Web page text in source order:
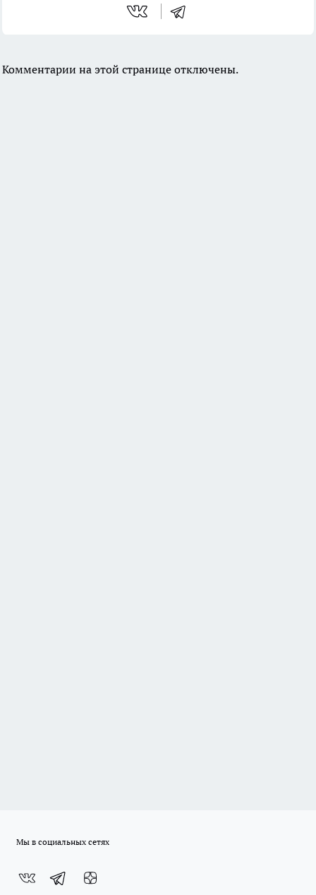
Комментарии на этой странице отключены.
Мы в социальных сетях